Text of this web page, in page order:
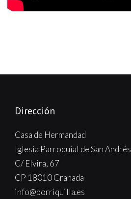
Dirección
Casa de Hermandad
Iglesia Parroquial de San Andrés
C/ Elvira, 67
CP 18010 Granada
info@borriquilla.es